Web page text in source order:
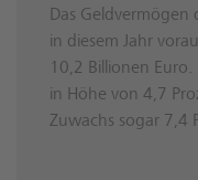
Das Geldvermögen
in diesem Jahr
10,2 Billionen
in Höhe von 4,7
Zuwachs sogar 7,4